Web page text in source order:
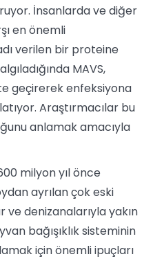
İnsanlarda ve diğer
en önemli
verilen bir proteine
MAVS,
geçirerek enfeksiyona
Araştırmacılar bu
anlamak amacıyla
milyon yıl önce
ayrılan çok eski
ve denizanalarıyla yakın
bağışıklık sisteminin
için önemli ipuçları